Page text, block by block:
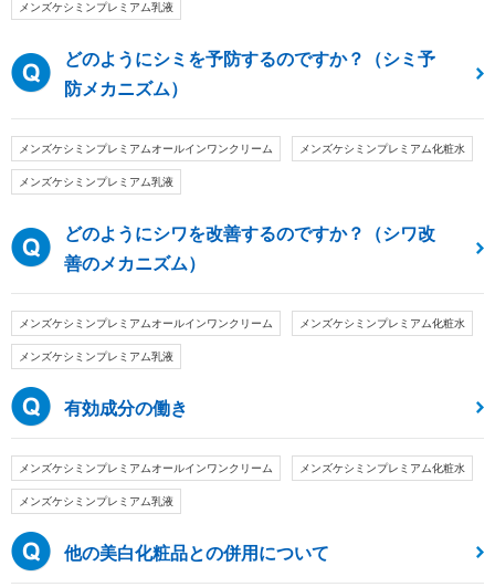
メンズケシミンプレミアム乳液
どのようにシミを予防するのですか？（シミ予
防メカニズム）
メンズケシミンプレミアムオールインワンクリーム メンズケシミンプレミアム化粧水
メンズケシミンプレミアム乳液
どのようにシワを改善するのですか？（シワ改
善のメカニズム）
メンズケシミンプレミアムオールインワンクリーム メンズケシミンプレミアム化粧水
メンズケシミンプレミアム乳液
有効成分の働き
メンズケシミンプレミアムオールインワンクリーム メンズケシミンプレミアム化粧水
メンズケシミンプレミアム乳液
他の美白化粧品との併用について